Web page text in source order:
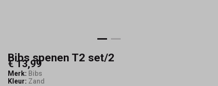
Bibs spenen T2 set/2
€ 13,99
Merk: Bibs
Kleur: Zand